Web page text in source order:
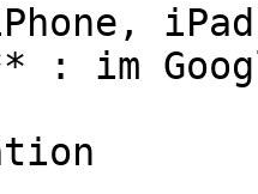
: im